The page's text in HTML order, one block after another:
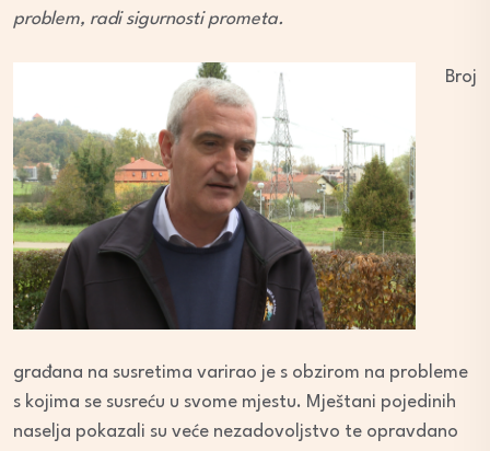
problem, radi sigurnosti prometa.
Broj
građana na susretima varirao je s obzirom na probleme
s kojima se susreću u svome mjestu. Mještani pojedinih
naselja pokazali su veće nezadovoljstvo te opravdano